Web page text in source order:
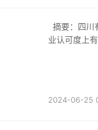
业认可度上
2024-06-25